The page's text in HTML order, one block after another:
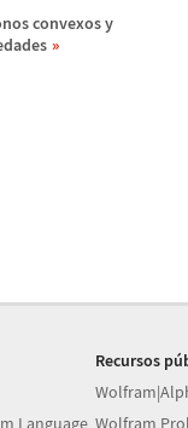
convexos y
Language
Recursos
Wolfram